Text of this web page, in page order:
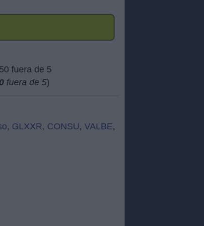
fuera de 5)
, GLXXR, CONSU, VALBE,